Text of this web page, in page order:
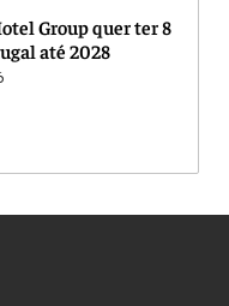
Group quer ter 8
até 2028